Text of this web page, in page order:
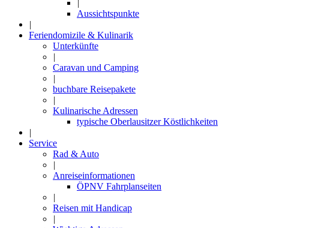
|
Aussichtspunkte
|
Feriendomizile & Kulinarik
Unterkünfte
|
Caravan und Camping
|
buchbare Reisepakete
|
Kulinarische Adressen
typische Oberlausitzer Köstlichkeiten
|
Service
Rad & Auto
|
Anreiseinformationen
ÖPNV Fahrplanseiten
|
Reisen mit Handicap
|